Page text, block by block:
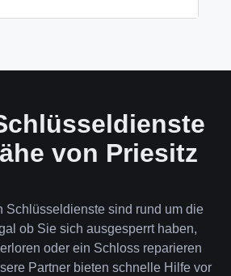
von Priesitz
Schlüsseldienste sind rund um die
ob Sie sich ausgesperrt haben,
oder ein Schloss reparieren
Partner bieten schnelle Hilfe vor